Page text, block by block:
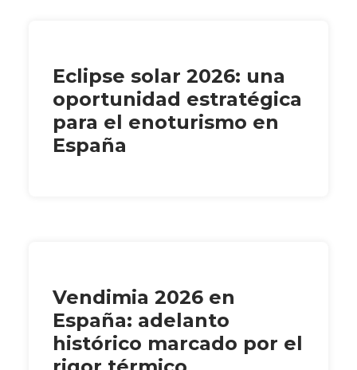
Eclipse solar 2026: una
oportunidad estratégica
para el enoturismo en
España
Vendimia 2026 en
España: adelanto
histórico marcado por el